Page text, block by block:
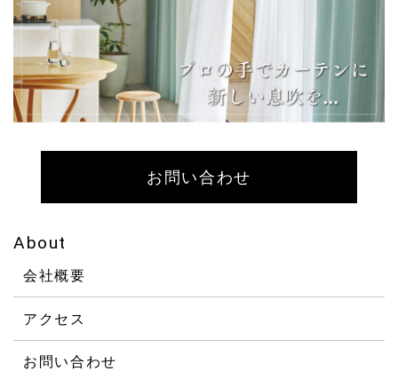
お問い合わせ
About
会社概要
アクセス
お問い合わせ